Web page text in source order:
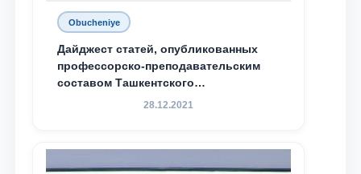
Obucheniye
Дайджест статей, опубликованных
профессорско-преподавательским
составом Ташкентского
государственного юридического
доведения до международного
сообщества результатов реформ и
28.12.2021